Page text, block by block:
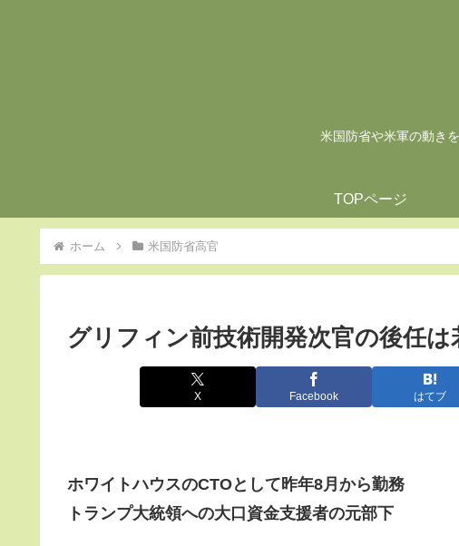
米国防省や米軍の動き
TOPページ
ホーム 米国防省高官
グリフィン前技術開発次官の後任は
X Facebook はてブ
ホワイトハウスのCTOとして昨年8月から勤務
トランプ大統領への大口資金支援者の元部下